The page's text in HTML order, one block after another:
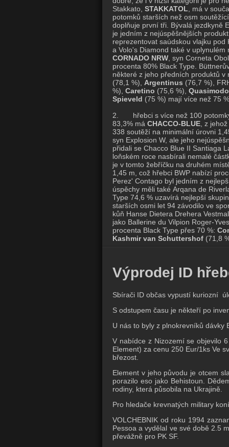
Stakkato, STAKKATOL , má v
potomků starších než osm
doplňuje první tři. Bývalá jezdkyně
je jedním z nejúspěšnějších
reprezentovat saúdskou vlajku
a Volo's Diamond také v
CORNADO NRW , syn Corneta
procenta 80% Black Type.
některé z jeho předních produktů
(78,1 %), Argentinus (76,7 %),
%), Caretino (75,6 %),
Spieveld (75 %) mají více než 75
2. hřebci s více než 100
83,3% má CHACCO-BLUE , z
338 soutěží na minimální úrovni
syn Explosion W, ale jeho
přidali se Chacco Blue II Santiaga
loňském roce nasbírali nemalé
je v tomto žebříčku na druhém
1,45 m, což hřebci BWP nabízí
Perez' Contago byl jedním z
úspěchy měli také Arqana de
Type 74,6 % uzavírá nejlepší
starších osmi let 94 závodilo ve
kůň Hanse Dietera Drehera
jako Ballerine du Vilpion Roger-
procenta Black Type přes 70 %:
Kashmir van Schuttershof (71,8
Výprodej ID
Sbírači ID občas vypustí kuriozní
S odstupem času je někteří po
U nás to byly z plnokrevníků
V nabídce z Nizozemí se objevilo
Element) za cenu 250 Eur/1ks Ve
březost.
Element v jeho původu je otcem
porazilo eso jako Behistoun.
rodiny, která působila na Ukrajině.
Pro hledače krevnatých military
VOLCHEBNIK od roku 1994
Pessoa a vydělal ve své době 2.5
převážně pro PK SF.